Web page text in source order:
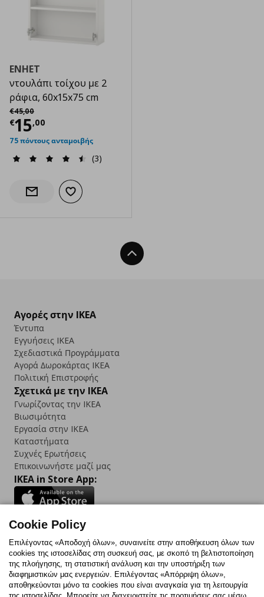
ENHET
ντουλάπι τοίχου με 2
ράφια, 60x15x75 cm
€45,00
Αρχική τιμή
€15,00
Τρέχουσα τιμή
75 πόντους ανταμοιβής
(3)
Ενημέρωση διαθεσιμότητας
Προσθήκη στα αγαπημένα
Back To Top
Αγορές στην IKEA
Έντυπα
Εγγυήσεις IKEA
Σχεδιαστικά Προγράμματα
Αγορά Δωρoκάρτας IKEA
Πολιτική Επιστροφής
Σχετικά με την IKEA
Γνωρίζοντας την IKEA
Βιωσιμότητα
Εργασία στην IKEA
Καταστήματα
Συχνές Ερωτήσεις
Επικοινωνήστε μαζί μας
IKEA in Store App:
Follow us:
FacebookInstagram
TikTokYoutubePinterestTwitter
Cookie Policy
Επιλέγοντας «Αποδοχή όλων», συναινείτε στην αποθήκευση όλων των
cookies της ιστοσελίδας στη συσκευή σας, με σκοπό τη βελτιστοποίηση
της πλοήγησης, τη στατιστική ανάλυση και την υποστήριξη των
διαφημιστικών μας ενεργειών. Επιλέγοντας «Απόρριψη όλων»,
αποθηκεύονται μόνο τα cookies που είναι αναγκαία για τη λειτουργία